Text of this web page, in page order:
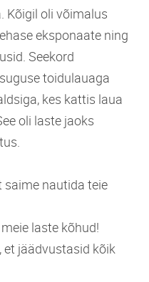
Kõigil oli võimalus
eksponaate ning
Seekord
toidulauaga
kes kattis laua
oli laste jaoks
saime nautida teie
laste kõhud!
jäädvustasid kõik